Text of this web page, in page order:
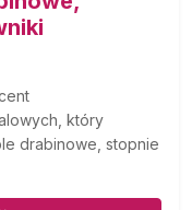
który
drabinowe, stopnie